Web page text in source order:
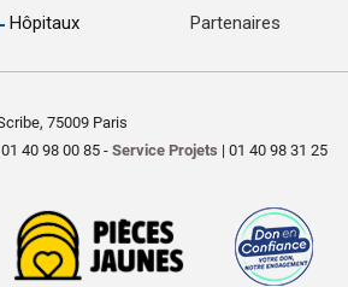
Hôpitaux Partenaires
75009 Paris
01 40 98 00 85 - Service Projets | 01 40 98 31 25